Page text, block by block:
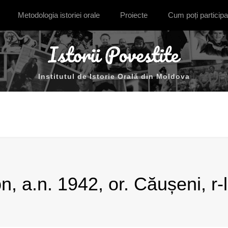
Metodologia istoriei orale Proiecte Cum poți participa
Institutul de Istorie Orală din Moldova
a.n. 1942, or. Căușeni,